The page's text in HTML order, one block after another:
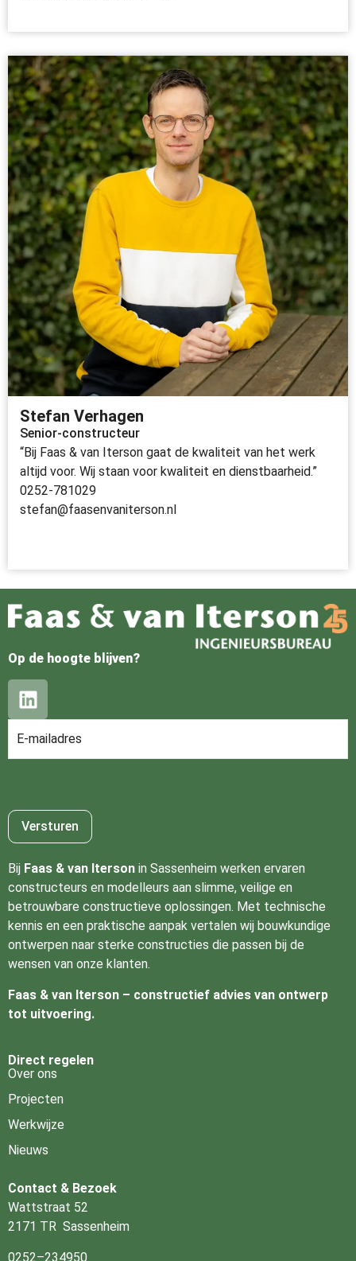
Stefan Verhagen
Senior-constructeur
“Bij Faas & van Iterson gaat de kwaliteit van het werk
altijd voor. Wij staan voor kwaliteit en dienstbaarheid.”
0252-781029
stefan@faasenvaniterson.nl
Op de hoogte blijven?
Bij Faas & van Iterson in Sassenheim werken ervaren
constructeurs en modelleurs aan slimme, veilige en
betrouwbare constructieve oplossingen. Met technische
kennis en een praktische aanpak vertalen wij bouwkundige
ontwerpen naar sterke constructies die passen bij de
wensen van onze klanten.
Faas & van Iterson – constructief advies van ontwerp
tot uitvoering.
Direct regelen
Over ons
Projecten
Werkwijze
Nieuws
Contact & Bezoek
Wattstraat 52
2171 TR Sassenheim
0252–234950